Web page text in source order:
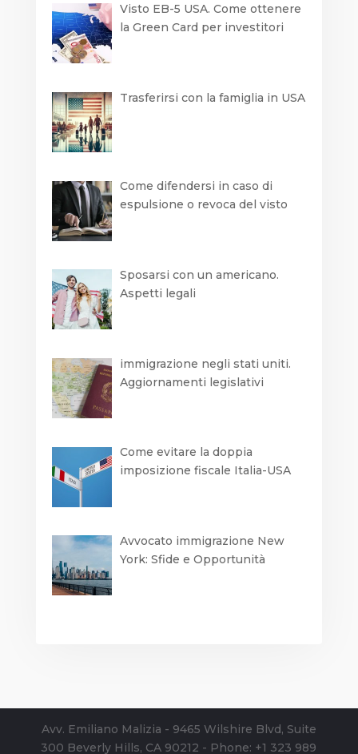
Visto EB-5 USA. Come ottenere
la Green Card per investitori
Trasferirsi con la famiglia in USA
Come difendersi in caso di
espulsione o revoca del visto
Sposarsi con un americano.
Aspetti legali
immigrazione negli stati uniti.
Aggiornamenti legislativi
Come evitare la doppia
imposizione fiscale Italia-USA
Avvocato immigrazione New
York: Sfide e Opportunità
Avv. Emiliano Malizia - 9465 Wilshire Blvd, Suite
300 Beverly Hills, CA 90212 - Phone: +1 323 989